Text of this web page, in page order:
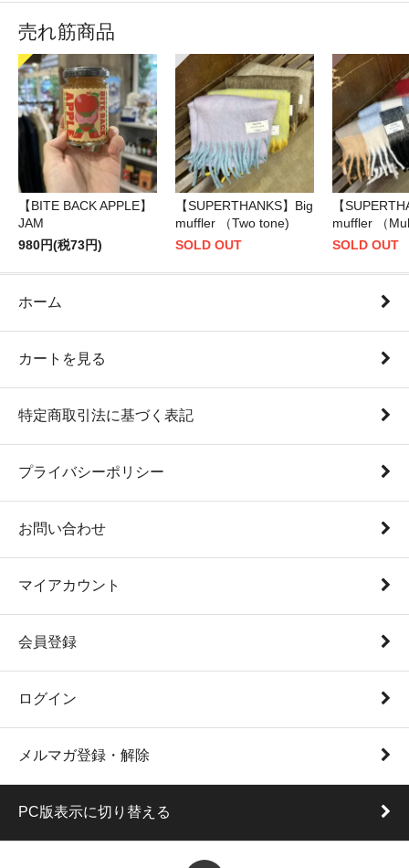
売れ筋商品
【BITE BACK APPLE】
JAM
980円(税73円)
【SUPERTHANKS】Big
muffler （Two tone)
SOLD OUT
【
muffler （
SOLD OUT
ホーム
カートを見る
特定商取引法に基づく表記
プライバシーポリシー
お問い合わせ
マイアカウント
会員登録
ログイン
メルマガ登録・解除
PC版表示に切り替える